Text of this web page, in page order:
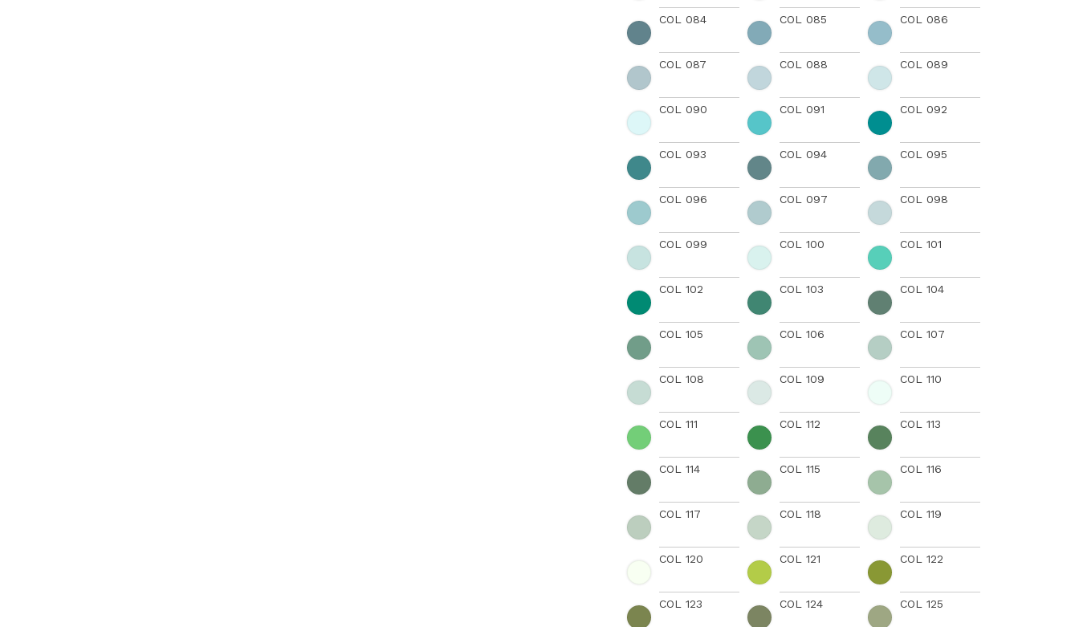
COL 084 COL 085 COL 086
COL 087 COL 088 COL 089
COL 090 COL 091 COL 092
COL 093 COL 094 COL 095
COL 096 COL 097 COL 098
COL 099 COL 100 COL 101
COL 102 COL 103 COL 104
COL 105 COL 106 COL 107
COL 108 COL 109 COL 110
COL 111 COL 112 COL 113
COL 114 COL 115 COL 116
COL 117 COL 118 COL 119
COL 120 COL 121 COL 122
COL 123 COL 124 COL 125